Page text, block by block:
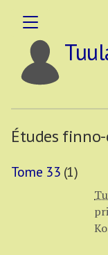
Études
Tome 33 (1)